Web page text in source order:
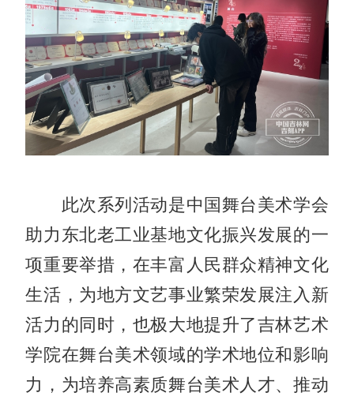
此次系列活动是中国舞台美术学会
助力东北老工业基地文化振兴发展的一
项重要举措，在丰富人民群众精神文化
生活，为地方文艺事业繁荣发展注入新
活力的同时，也极大地提升了吉林艺术
学院在舞台美术领域的学术地位和影响
力，为培养高素质舞台美术人才、推动